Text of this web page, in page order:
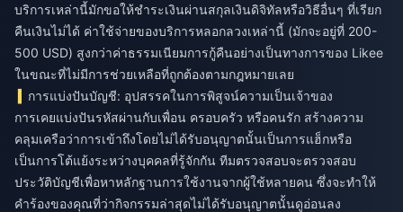
บริการเหล่านี้มักขอให้ชำระเงินผ่านสกุลเงินดิจิทัลหรือวิธีอื่นๆ ที่เรียก
คืนเงินไม่ได้ ค่าใช้จ่ายของบริการหลอกลวงเหล่านี้ (มักจะอยู่ที่ 200-
500 USD) สูงกว่าค่าธรรมเนียมการกู้คืนอย่างเป็นทางการของ Likee
ในขณะที่ไม่มีการช่วยเหลือที่ถูกต้องตามกฎหมายเลย
การแบ่งปันบัญชี: อุปสรรคในการพิสูจน์ความเป็นเจ้าของ
การเคยแบ่งปันรหัสผ่านกับเพื่อน ครอบครัว หรือคนรัก สร้างความ
คลุมเครือว่าการเข้าถึงโดยไม่ได้รับอนุญาตนั้นเป็นการแฮ็กหรือ
เป็นการโต้แย้งระหว่างบุคคลที่รู้จักกัน ทีมตรวจสอบจะตรวจสอบ
ประวัติบัญชีเพื่อหาหลักฐานการใช้งานจากผู้ใช้หลายคน ซึ่งจะทำให้
คำร้องของคุณที่ว่ากิจกรรมล่าสุดไม่ได้รับอนุญาตนั้นดูอ่อนลง